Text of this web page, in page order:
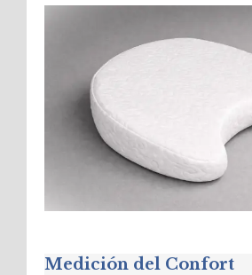
Medición del Confort